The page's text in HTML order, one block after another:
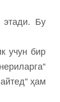
Бу
учун бир
ҳам